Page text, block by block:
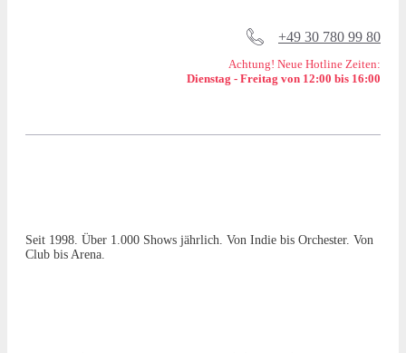
+49 30 780 99 80
Achtung! Neue Hotline Zeiten:
Dienstag - Freitag von 12:00 bis 16:00
Seit 1998. Über 1.000 Shows jährlich. Von Indie bis Orchester. Von
Club bis Arena.